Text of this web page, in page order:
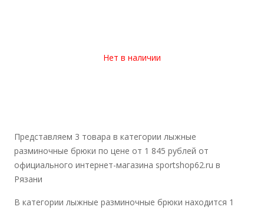
Нет в наличии
Представляем 3 товара в категории лыжные
разминочные брюки по цене от 1 845 рублей от
официального интернет-магазина sportshop62.ru в
Рязани
В категории лыжные разминочные брюки находится 1